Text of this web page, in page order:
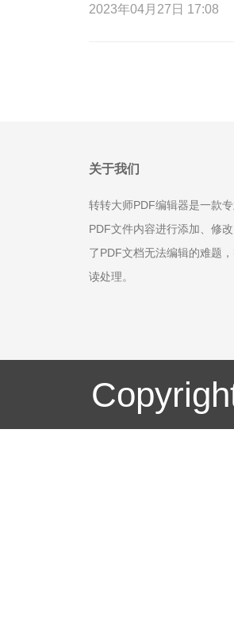
2023年04月27日 17:08
关于我们
转转大师PDF编辑器是一款
PDF文件内容进行添加、修
了PDF文档无法编辑的难题
读处理。